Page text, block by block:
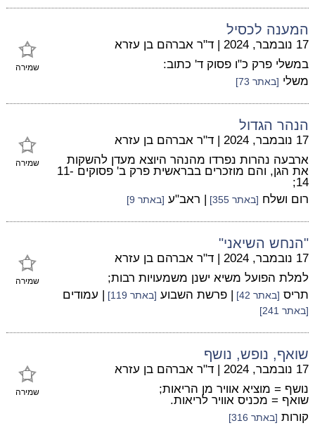
המענה לכסיל
שמירה
17 נובמבר, 2024 | ד"ר אברהם בן עזרא
במשלי פרק כ"ו פסוק ד' כתוב:
משלי [באתר 73]
הנהר הגדול
שמירה
17 נובמבר, 2024 | ד"ר אברהם בן עזרא
ארבעה נהרות נפרדו מהנהר היוצא מעדן להשקות
את הגן, והם מוזכרים בבראשית פרק ב' פסוקים 11-
14;
רום ושלח [באתר 355] | ראב"ע [באתר 9]
"הנחש השיאני"
שמירה
17 נובמבר, 2024 | ד"ר אברהם בן עזרא
למלת הפועל משיא ישנן משמעויות רבות;
תריס [באתר 42] | פרשת השבוע [באתר 119] | עמודים
[באתר 241]
שואף, נופש, נושף
שמירה
17 נובמבר, 2024 | ד"ר אברהם בן עזרא
נושף = מוציא אוויר מן הריאות;
שואף = מכניס אוויר לריאות.
קורות [באתר 316]